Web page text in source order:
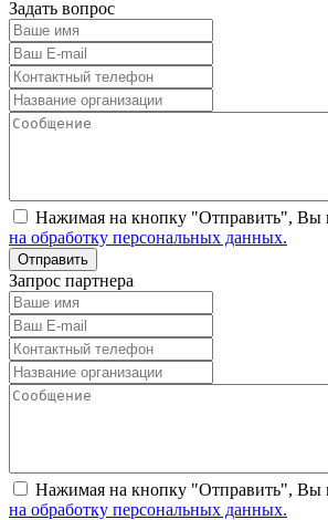
Задать вопрос
Нажимая на кнопку "Отправить", Вы
на обработку персональных данных.
Запрос партнера
Нажимая на кнопку "Отправить", Вы
на обработку персональных данных.